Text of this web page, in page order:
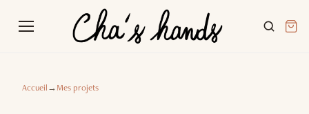
Accueil→Mes projets